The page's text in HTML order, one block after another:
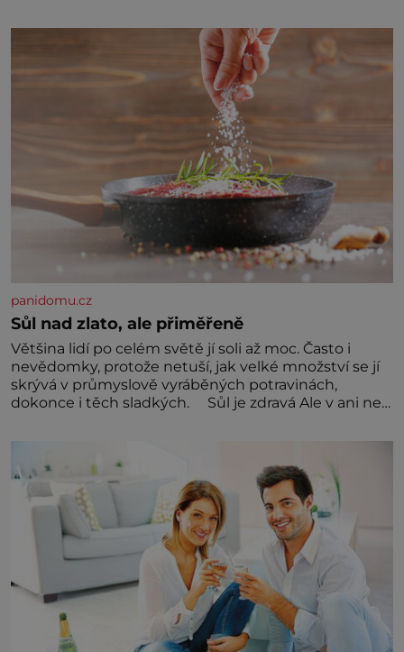
židovské kultury ŠTETL FEST 2026. Některé návraty
nejsou jednoduché. Místa, která si člověk pamatuje z
rodinných vyprávění, už dávno
panidomu.cz
Sůl nad zlato, ale přiměřeně
Většina lidí po celém světě jí soli až moc. Často i
nevědomky, protože netuší, jak velké množství se jí
skrývá v průmyslově vyráběných potravinách,
dokonce i těch sladkých. Sůl je zdravá Ale v ani ne
běžné. Její základní složky– sodík a chlór – jsou